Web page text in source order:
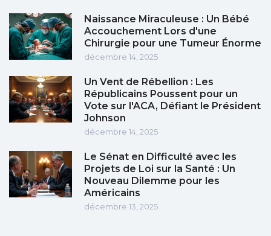
Naissance Miraculeuse : Un Bébé
Accouchement Lors d'une
Chirurgie pour une Tumeur Énorme
décembre 14, 2025
Un Vent de Rébellion : Les
Républicains Poussent pour un
Vote sur l'ACA, Défiant le Président
Johnson
décembre 14, 2025
Le Sénat en Difficulté avec les
Projets de Loi sur la Santé : Un
Nouveau Dilemme pour les
Américains
décembre 13, 2025